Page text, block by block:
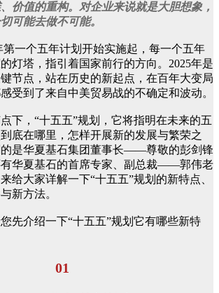
价值的重构。对企业来说就是大胆想象，
可能去做不可能。
第一个五年计划开始实施起，每一个五年
灯塔，指引着国家前行的方向。2025年是
节点，站在历史的新起点，在百年大变局
受到了来自中美贸易战的不确定和波动。
下，“十五五”规划，它将指明在未来的五
底在哪里，怎样开展新的发展与繁荣之
是华夏基石集团董事长——尊敬的彭剑锋
华夏基石的首席专家、副总裁——郭伟老
给大家详解一下“十五五”规划的新特点、
新方法。
先介绍一下“十五五”规划它有哪些新特
01